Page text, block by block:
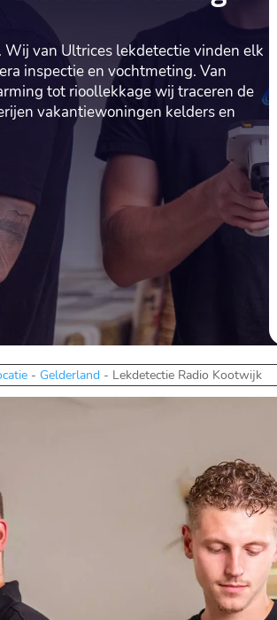
van Ultrices lekdetectie vinden elk
inspectie en vochtmeting.​ Van
tot rioollekkage wij traceren de
vakantiewoningen kelders en
- Gelderland - Lekdetectie Radio Kootwijk